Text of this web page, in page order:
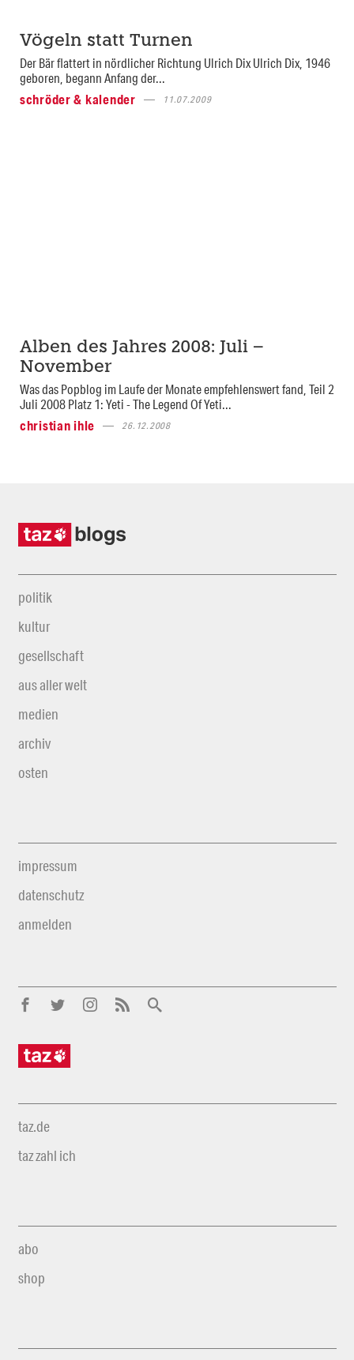
Vögeln statt Turnen
Der Bär flattert in nördlicher Richtung Ulrich Dix Ulrich Dix, 1946
geboren, begann Anfang der...
schröder & kalender
11.07.2009
Alben des Jahres 2008: Juli –
November
Was das Popblog im Laufe der Monate empfehlenswert fand, Teil 2
Juli 2008 Platz 1: Yeti - The Legend Of Yeti...
christian ihle
26.12.2008
politik
kultur
gesellschaft
aus aller welt
medien
archiv
osten
impressum
datenschutz
anmelden
taz.de
taz zahl ich
abo
shop